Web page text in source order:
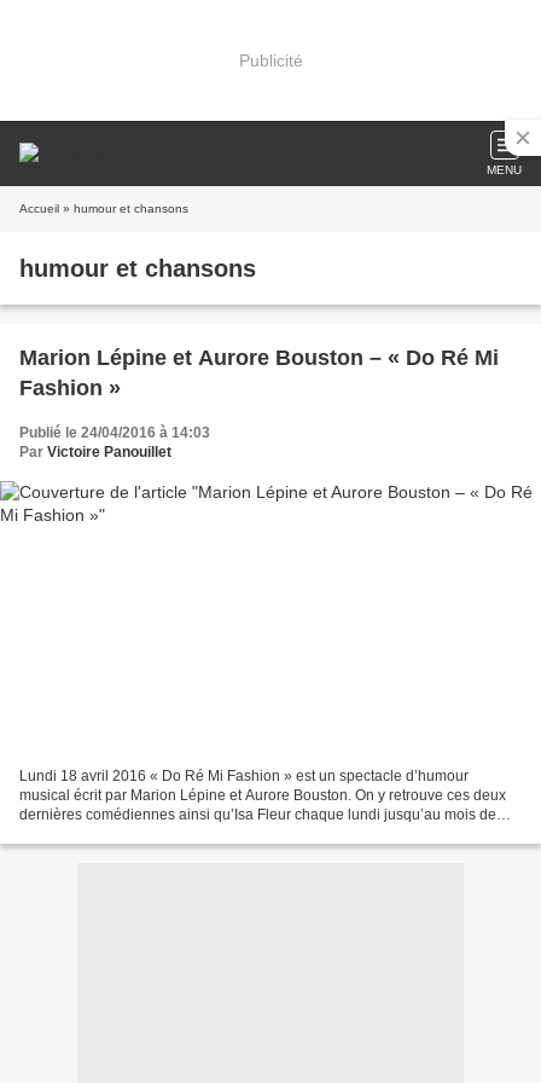
Publicité
MENU
Accueil » humour et chansons
humour et chansons
Marion Lépine et Aurore Bouston – « Do Ré Mi
Fashion »
Publié le 24/04/2016 à 14:03
Par Victoire Panouillet
Lundi 18 avril 2016 « Do Ré Mi Fashion » est un spectacle d’humour
musical écrit par Marion Lépine et Aurore Bouston. On y retrouve ces deux
dernières comédiennes ainsi qu’Isa Fleur chaque lundi jusqu’au mois de